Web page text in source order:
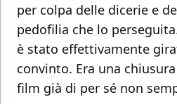
per colpa delle dicerie e
pedofilia che lo
è stato effettivamente
convinto. Era una
film già di per sé non